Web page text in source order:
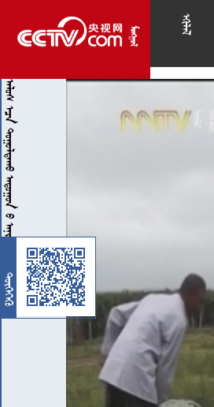


        